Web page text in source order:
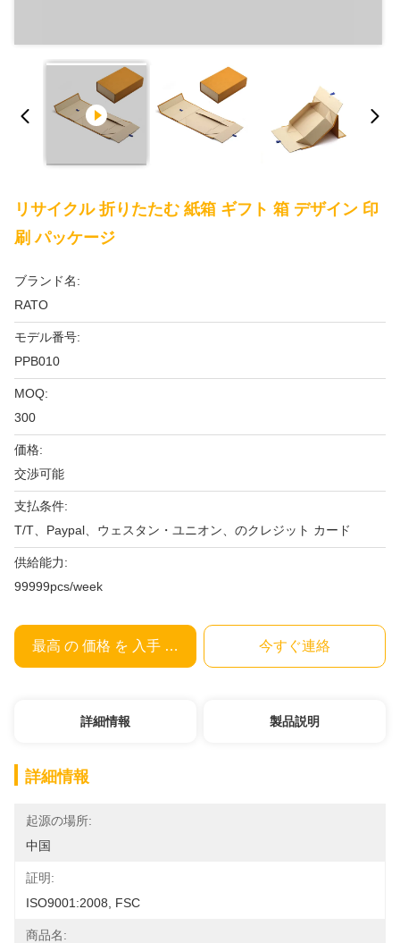
リサイクル 折りたたむ 紙箱 ギフト 箱 デザイン 印
刷 パッケージ
ブランド名:
RATO
モデル番号:
PPB010
MOQ:
300
価格:
交渉可能
支払条件:
T/T、Paypal、ウェスタン・ユニオン、のクレジット カード
供給能力:
99999pcs/week
最高 の 価格 を 入手 する 今すぐ連絡
詳細情報 製品説明
詳細情報
起源の場所:
中国
証明:
ISO9001:2008, FSC
商品名: